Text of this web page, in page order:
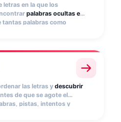
letras en la que los
palabras ocultas en
tantas palabras como
las letras y descubrir
de que se agote el
pistas, intentos y